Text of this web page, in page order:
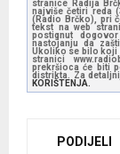
stranice Radija
najviše četiri reda
(Radio Brčko), pri
tekst na web
postignut
nastojanju da
Ukoliko se bilo koji
stranici
prekršioca će biti
distrikta. Za
KORIŠTENJA.
PODIJELI